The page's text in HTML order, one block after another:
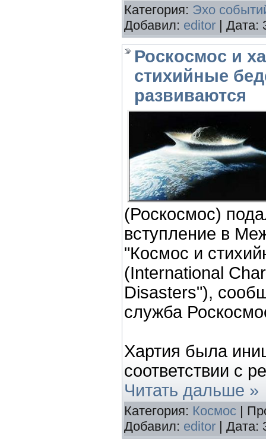
Категория: Эхо
Добавил: editor | Дата:
Роскосмос и
стихийные
развиваются
(Роскосмос)
вступление в
"Космос и
(International
Disasters"),
служба
Хартия была
соответствии с
Читать дальше »
Категория: Космос |
Добавил: editor | Дата: